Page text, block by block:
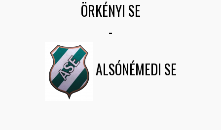
ÖRKÉNYI SE
-
ALSÓNÉMEDI SE